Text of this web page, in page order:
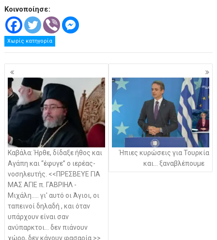
Κοινοποίησε:
Χωρίς κατηγορία
Πλοήγηση
άρθρων
Καβάλα: Ήρθε, δίδαξε ήθος και
Αγάπη και “έφυγε” ο ιερέας-
νοσηλευτής. <<ΠΡΕΣΒΕΥΕ ΓΙΑ
ΜΑΣ ΑΓΙΕ π. ΓΑΒΡΙΗΛ -
Μιχάλη….. γι' αυτό οι Άγιοι, οι
ταπεινοί δηλαδή , και όταν
υπάρχουν είναι σαν
ανύπαρκτοι… δεν πιάνουν
χώρο, δεν κάνουν φασαρία.>>
Ήπιες κυρώσεις για Τουρκία
και… ξαναβλέπουμε